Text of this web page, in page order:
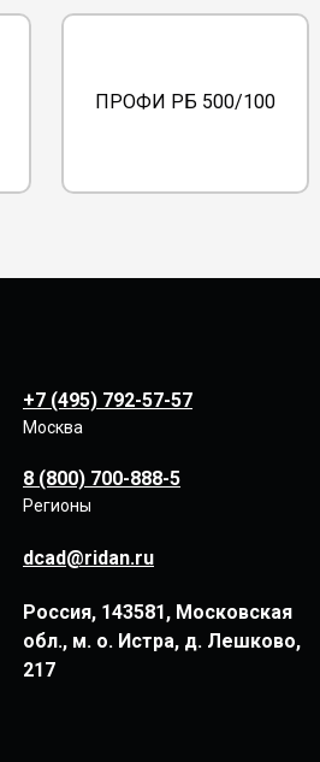
ПРОФИ РБ 500/100
+7 (495) 792-57-57
Москва
8 (800) 700-888-5
Регионы
dcad@ridan.ru
Россия, 143581, Московская
обл., м. о. Истра, д. Лешково,
217